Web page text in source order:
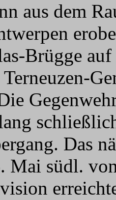
aus dem
Brügge
Terneuzen-
Das
Mai südl.